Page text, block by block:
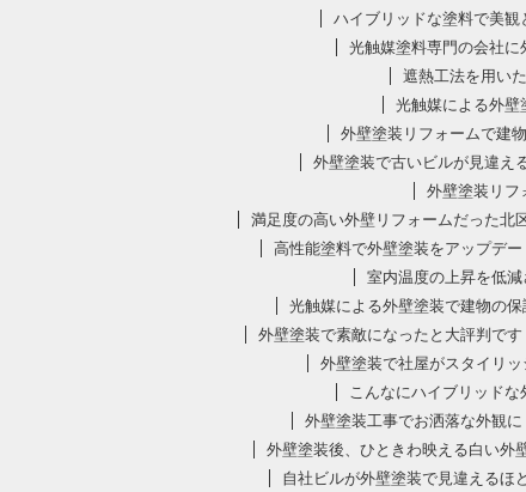
ハイブリッドな塗料で美
光触媒塗料専門の会社に
遮熱工法を用い
光触媒による外壁
外壁塗装リフォームで建
外壁塗装で古いビルが見違え
外壁塗装リフ
満足度の高い外壁リフォームだった北
高性能塗料で外壁塗装をアップデー
室内温度の上昇を低
光触媒による外壁塗装で建物の保
外壁塗装で素敵になったと大評判です
外壁塗装で社屋がスタイリッ
こんなにハイブリッドな
外壁塗装工事でお洒落な外観に
外壁塗装後、ひときわ映える白い外
自社ビルが外壁塗装で見違えるほ